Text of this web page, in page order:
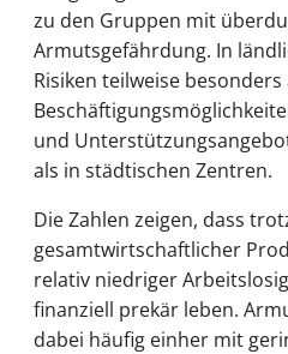
zu den Gruppen mit
Armutsgefährdung. In
Risiken teilweise
und
als in städtischen Zentren.
Die Zahlen zeigen, dass
gesamtwirtschaftlicher
relativ niedriger
finanziell prekär leben.
dabei häufig einher mit